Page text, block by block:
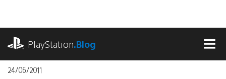
contenu
PlayStation.Blog
24/06/2011